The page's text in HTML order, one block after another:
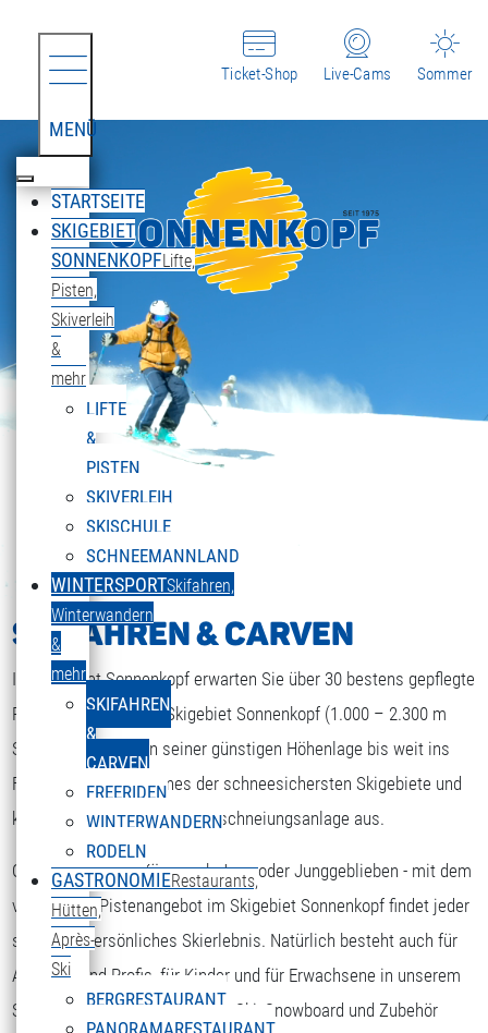
MENÜ
STARTSEITE
SKIGEBIET
SONNENKOPFLifte,
Pisten,
Skiverleih
&
mehr
LIFTE
&
PISTEN
SKIVERLEIH
SKISCHULE
SCHNEEMANNLAND
WINTERSPORTSkifahren,
Winterwandern
&
mehr
SKIFAHREN
&
CARVEN
FREERIDEN
WINTERWANDERN
RODELN
GASTRONOMIERestaurants,
Hütten,
Après-
Ski
BERGRESTAURANT
PANORAMARESTAURANT
Sommer
Live-Cams
Ticket-Shop
SKIFAHREN & CARVEN
Im Skigebiet Sonnenkopf erwarten Sie über 30 bestens gepflegte
Pistenkilometer. Das Skigebiet Sonnenkopf (1.000 – 2.300 m
Seehöhe) gilt wegen seiner günstigen Höhenlage bis weit ins
Frühjahr hinein, als eines der schneesichersten Skigebiete und
kommt nach wie vor ohne Beschneiungsanlage aus.
Ob Anfänger oder Könner, ob Jung oder Junggeblieben - mit dem
vielseitigen Pistenangebot im Skigebiet Sonnenkopf findet jeder
sein ganz persönliches Skierlebnis. Natürlich besteht auch für
Anfänger und Profis, für Kinder und für Erwachsene in unserem
Skigebiet die Möglichkeit, sich Ski, Snowboard und Zubehör
Sprache auswählen
ENGLISH